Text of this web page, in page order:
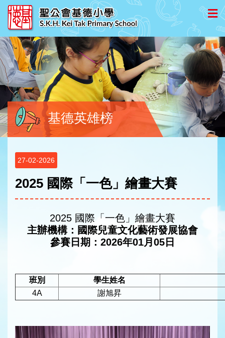
基德英雄榜
27-02-2026
2025 國際「一色」繪畫大賽
2025 國際「一色」繪畫大賽
主辦機構：國際兒童文化藝術發展協會
參賽日期：2026年01月05日
班別
學生姓名
4A
謝旭昇